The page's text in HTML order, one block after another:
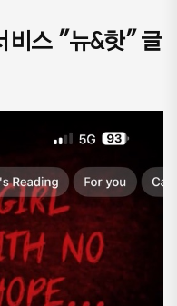
비스 "뉴&핫" 글